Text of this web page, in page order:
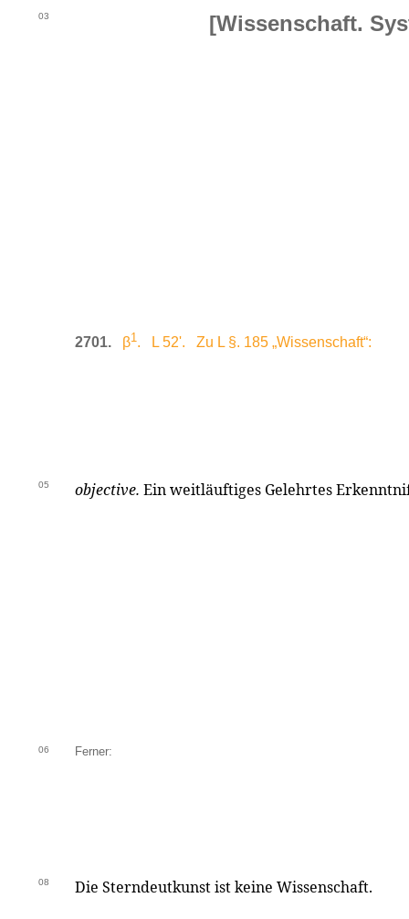
03 [Wissenschaft.
2701. β1. L 52'. Zu L §. 185 „Wissenschaft“:
05 objective. Ein weitläuftiges Gelehrtes
06 Ferner:
08 Die Sterndeutkunst ist keine Wissenschaft.